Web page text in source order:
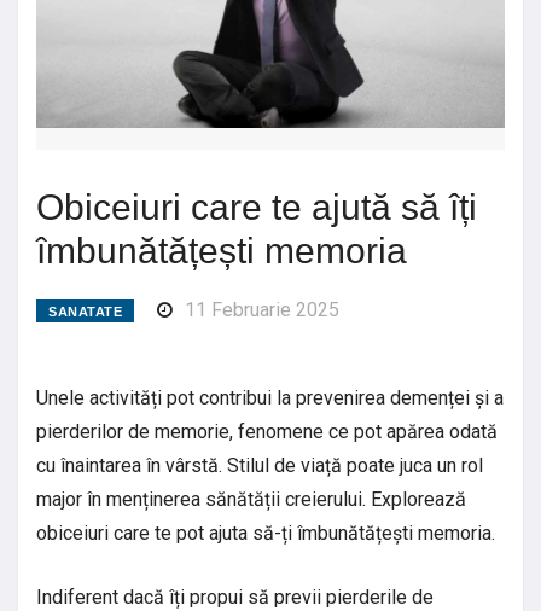
Obiceiuri care te ajută să îți
îmbunătățești memoria
SANATATE 11 Februarie 2025
Unele activități pot contribui la prevenirea demenței și a
pierderilor de memorie, fenomene ce pot apărea odată
cu înaintarea în vârstă. Stilul de viață poate juca un rol
major în menținerea sănătății creierului. Explorează
obiceiuri care te pot ajuta să-ți îmbunătățești memoria.
Indiferent dacă îți propui să previi pierderile de